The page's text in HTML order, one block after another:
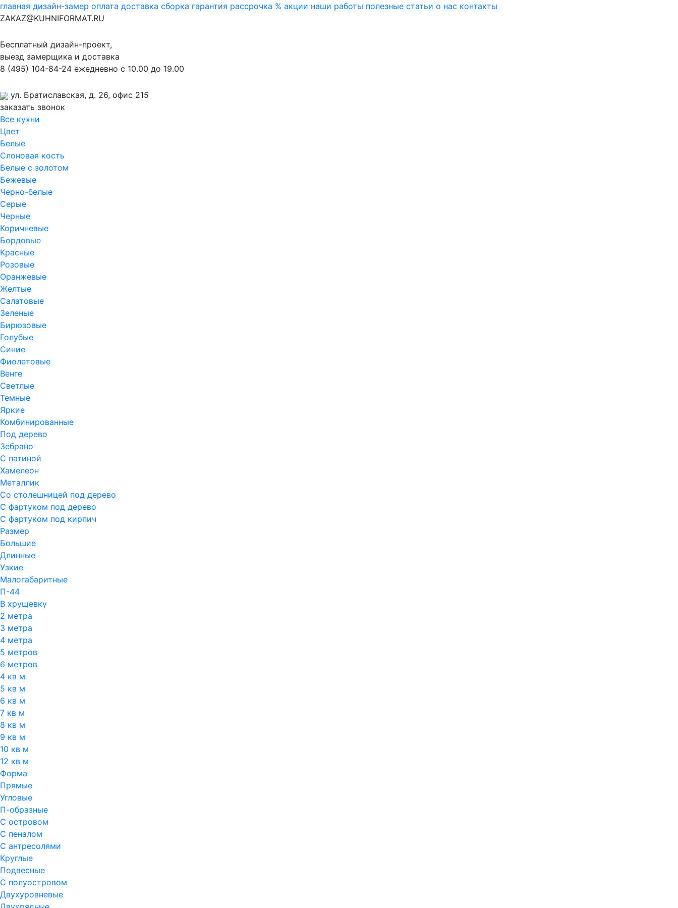
главная дизайн-замер оплата доставка сборка гарантия рассрочка % акции наши работы полезные статьи о нас контакты
ZAKAZ@KUHNIFORMAT.RU
Бесплатный дизайн-проект,
выезд замерщика и доставка
8 (495) 104-84-24 ежедневно с 10.00 до 19.00
ул. Братиславская, д. 26, офис 215
заказать звонок
Все кухни
Цвет
Белые
Слоновая кость
Белые с золотом
Бежевые
Черно-белые
Серые
Черные
Коричневые
Бордовые
Красные
Розовые
Оранжевые
Желтые
Салатовые
Зеленые
Бирюзовые
Голубые
Синие
Фиолетовые
Венге
Светлые
Темные
Яркие
Комбинированные
Под дерево
Зебрано
С патиной
Хамелеон
Металлик
Со столешницей под дерево
С фартуком под дерево
С фартуком под кирпич
Размер
Большие
Длинные
Узкие
Малогабаритные
П-44
В хрущевку
2 метра
3 метра
4 метра
5 метров
6 метров
4 кв м
5 кв м
6 кв м
7 кв м
8 кв м
9 кв м
10 кв м
12 кв м
Форма
Прямые
Угловые
П-образные
С островом
С пеналом
С антресолями
Круглые
Подвесные
С полуостровом
Двухуровневые